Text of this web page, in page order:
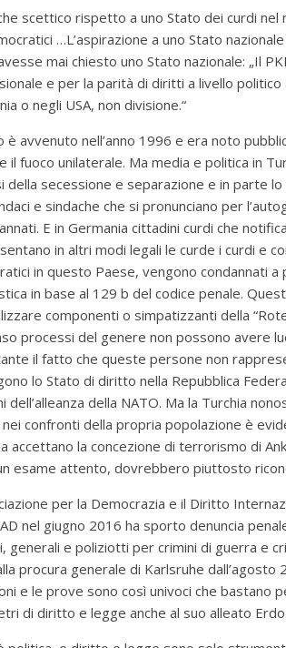
scettico rispetto a uno Stato dei curdi nel
…L’aspirazione a uno Stato
mai chiesto uno Stato nazionale: „Il
e per la parità di diritti a livello politico
o negli USA, non divisione.“
è avvenuto nell’anno 1996 e era noto
il fuoco unilaterale. Ma media e politica in
della secessione e separazione e in parte lo
e sindache che si pronunciano per
E in Germania cittadini curdi che
in altri modi legali le curde i curdi e
in questo Paese, vengono condannati
in base al 129 b del codice penale.
componenti o simpatizzanti della
processi del genere non possono avere
il fatto che queste persone non
lo Stato di diritto nella Repubblica
dell’alleanza della NATO. Ma la Turchia
confronti della propria popolazione è
accettano la concezione di terrorismo di
esame attento, dovrebbero piuttosto
per la Democrazia e il Diritto
nel giugno 2016 ha sporto denuncia
generali e poliziotti per crimini di guerra e
procura generale di Karlsruhe
e le prove sono così univoci che bastano
di diritto e legge anche al suo alleato